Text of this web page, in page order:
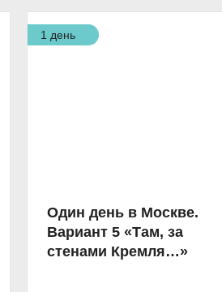
1 день
Один день в Москве.
Вариант 5 «Там, за
стенами Кремля…»